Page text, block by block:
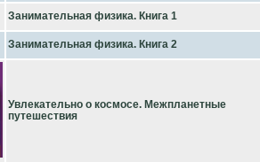
Занимательная физика. Книга 1
Занимательная физика. Книга 2
Увлекательно о космосе. Межпланетные
путешествия